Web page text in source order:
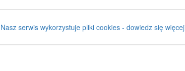
Nasz serwis wykorzystuje pliki cookies - dowiedz się więcej